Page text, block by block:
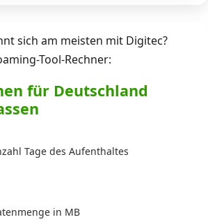
sich am meisten mit Digitec?
Tool-Rechner:
für Deutschland
Tage des Aufenthaltes
in MB